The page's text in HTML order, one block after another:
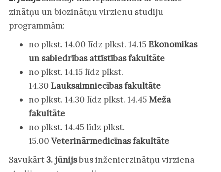
zinātņu un biozinātņu virzienu studiju
programmām:
no plkst. 14.00 līdz plkst. 14.15 Ekonomikas
un sabiedrības attīstības fakultāte
no plkst. 14.15 līdz plkst.
14.30 Lauksaimniecības fakultāte
no plkst. 14.30 līdz plkst. 14.45 Meža
fakultāte
no plkst. 14.45 līdz plkst.
15.00 Veterinārmedicīnas fakultāte
Savukārt3. jūnijsbūs inženierzinātņu virziena